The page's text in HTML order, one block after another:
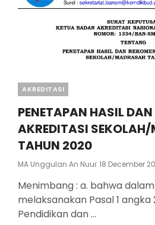
Categories
AKREDITASI
PENETAPAN HASIL
AKREDITASI
TAHUN 2020
MA Unggulan An Nuur Posted
18 December
Menimbang : a. bahwa
melaksanakan Pasal 1
Pendidikan dan …